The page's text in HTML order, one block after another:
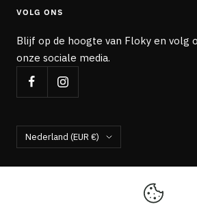
VOLG ONS
Blijf op de hoogte van Floky en volg
onze sociale media.
Land/regio
Nederland (EUR €)